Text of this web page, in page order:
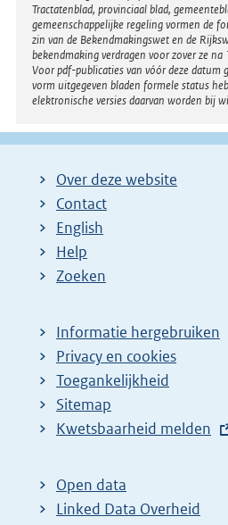
Tractatenblad, provinciaal blad,
gemeenschappelijke regeling vormen de
zin van de Bekendmakingswet en de
bekendmaking verdragen voor zover ze
Voor pdf-publicaties van vóór deze datum
vorm uitgegeven bladen formele status
elektronische versies daarvan worden bij
Over deze website
Contact
English
Help
Zoeken
Informatie hergebruiken
Privacy en cookies
Toegankelijkheid
Sitemap
E
t
e
Kwetsbaarheid melden
Open data
Linked Data Overheid